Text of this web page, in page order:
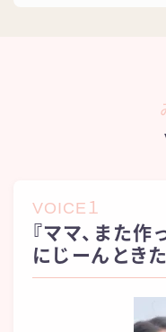
VOICE１
『ママ、また作
にじーんときた